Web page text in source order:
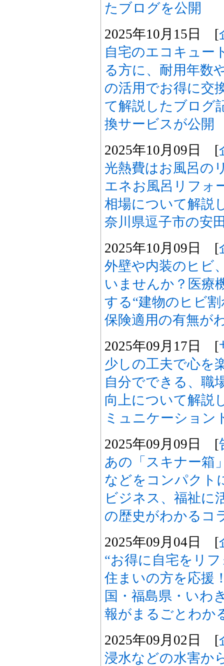
たブログを公開
2025年10月15日 [
自宅のエコキュー
る方に、耐用年数
の活用でお得に交
て解説したブログ
換サービスが公開
2025年10月09日 [
光熱費はお風呂の
エネお風呂リフォ
相場について解説
奈川県逗子市の安
2025年10月09日 [
外壁や内装のヒビ
いませんか？医療
する“建物のヒビ
保険適用の有無が
2025年09月17日 [
少しの工夫で心を
自分でできる、職
向上について解説
ミュニケーション
2025年09月09日 [
あの「スキナー箱
などをコンパクト
ビジネス、福祉に
の歴史がわかるコ
2025年09月04日 [
“お得に自宅をリ
住まいの方を応援
国・福島県・いわ
報がまるごとわか
2025年09月02日 [
浸水などの水害か